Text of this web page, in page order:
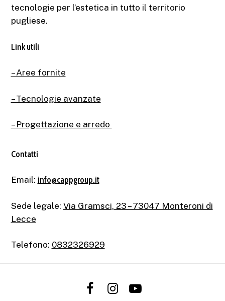
tecnologie per l’estetica in tutto il territorio
pugliese.
Link utili
– Aree fornite
– Tecnologie avanzate
– Progettazione e arredo
Contatti
Email: info@cappgroup.it
Sede legale: Via Gramsci, 23 – 73047 Monteroni di
Lecce
Telefono: 0832326929